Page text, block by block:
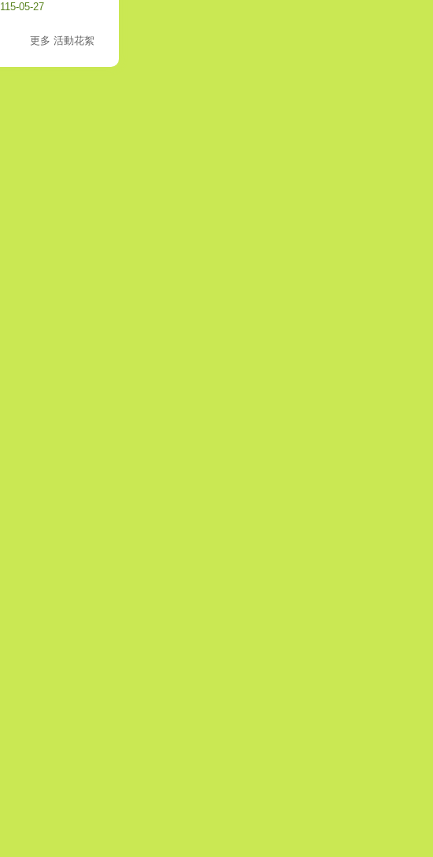
115-05-27
更多 活動花絮